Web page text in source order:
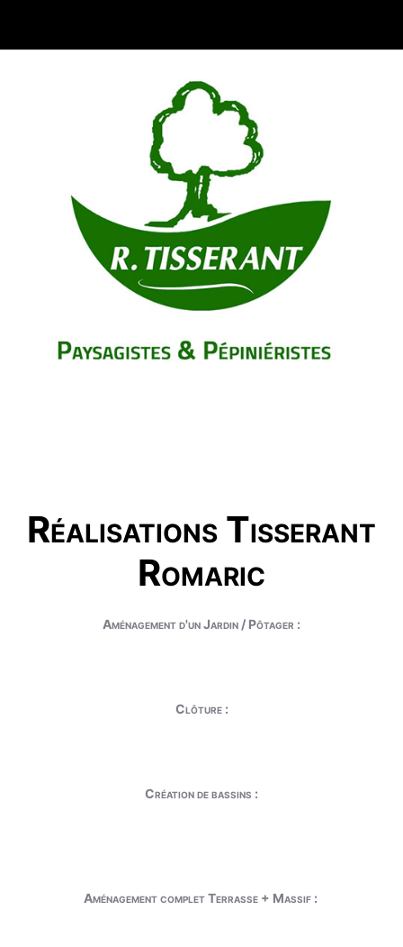
Réalisations Tisserant
Romaric
Aménagement d'un Jardin / Pôtager :
Clôture :
Création de bassins :
Aménagement complet Terrasse + Massif :